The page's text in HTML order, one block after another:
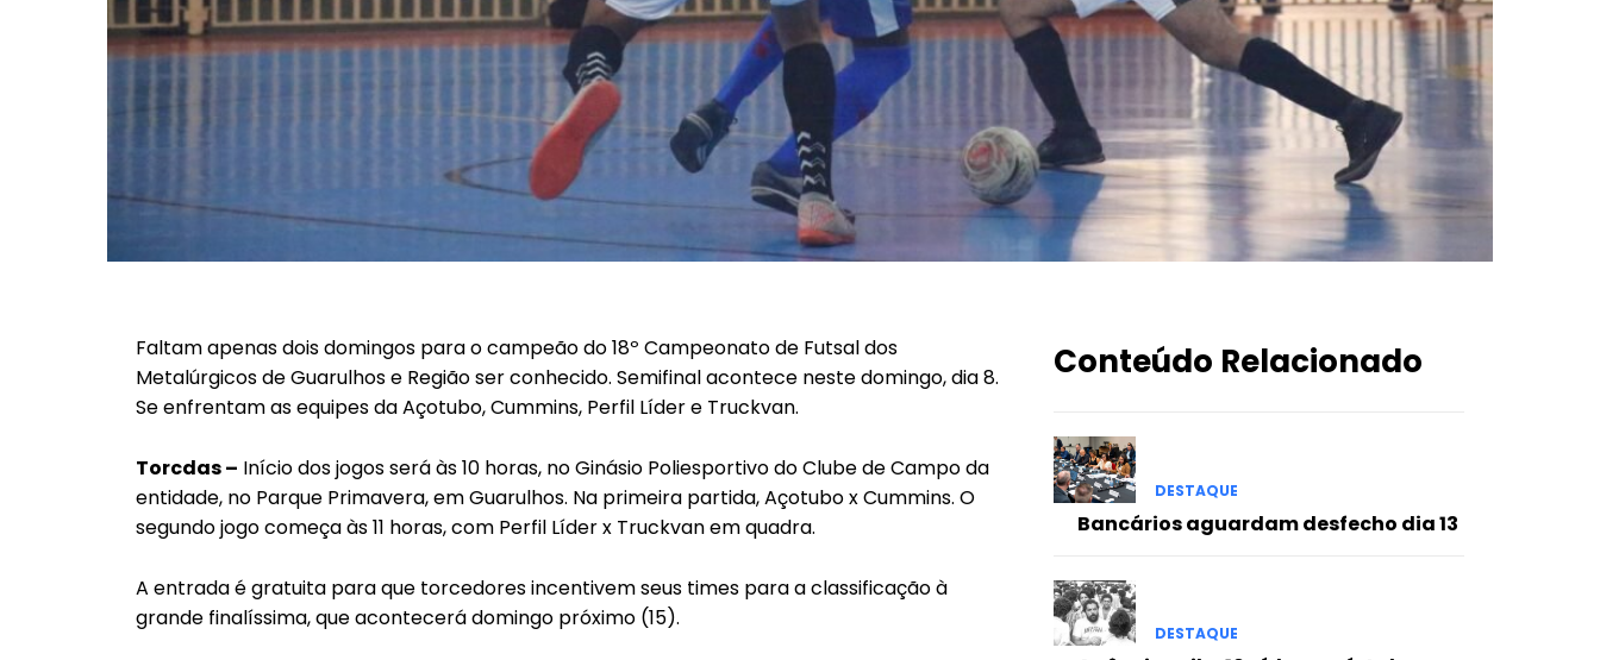
Faltam apenas dois domingos para o campeão do 18º Campeonato de Futsal dos
Metalúrgicos de Guarulhos e Região ser conhecido. Semifinal acontece neste domingo, dia 8.
Se enfrentam as equipes da Açotubo, Cummins, Perfil Líder e Truckvan.
Torcdas – Início dos jogos será às 10 horas, no Ginásio Poliesportivo do Clube de Campo da
entidade, no Parque Primavera, em Guarulhos. Na primeira partida, Açotubo x Cummins. O
segundo jogo começa às 11 horas, com Perfil Líder x Truckvan em quadra.
A entrada é gratuita para que torcedores incentivem seus times para a classificação à
grande finalíssima, que acontecerá domingo próximo (15).
Conteúdo Relacionado
DESTAQUE
Bancários aguardam desfecho dia 13
DESTAQUE